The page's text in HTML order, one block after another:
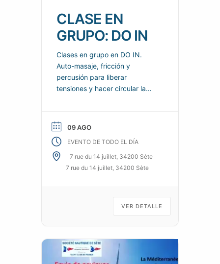
CLASE EN
GRUPO: DO IN
Clases en grupo en DO IN.
Auto-masaje, fricción y
percusión para liberar
tensiones y hacer circular la
sensaciones reales de
bienestar para el cuerpo y la
mente.
09 AGO
EVENTO DE TODO EL DÍA
7 rue du 14 juillet, 34200 Sète
7 rue du 14 juillet, 34200 Sète
VER DETALLE